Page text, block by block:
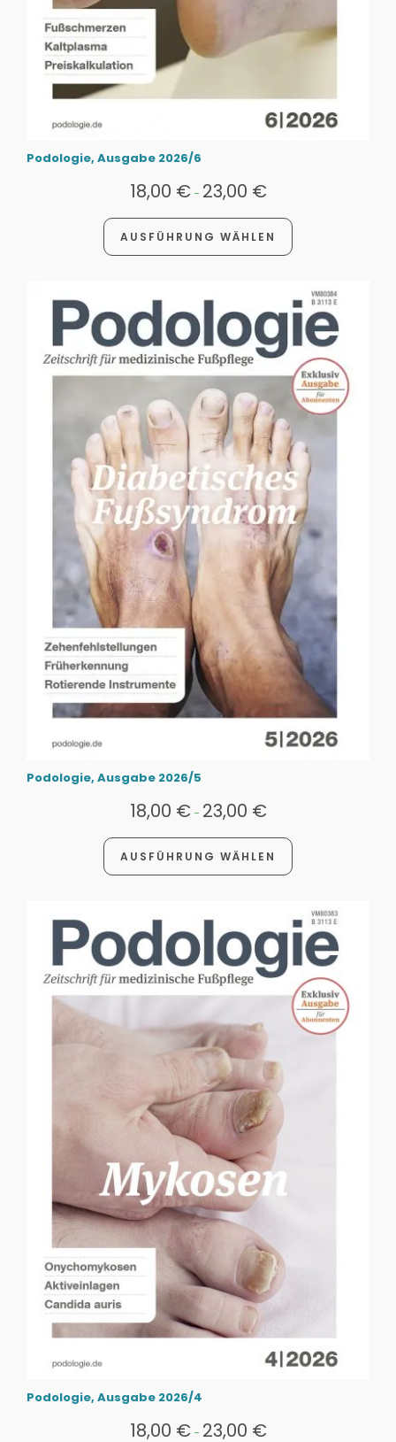
Podologie, Ausgabe 2026/6
18,00 €- 23,00 €
AUSFÜHRUNG WÄHLEN
Podologie, Ausgabe 2026/5
18,00 €- 23,00 €
AUSFÜHRUNG WÄHLEN
Podologie, Ausgabe 2026/4
18,00 €- 23,00 €